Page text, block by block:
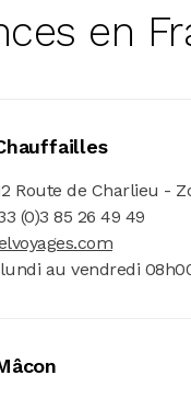
en
Route de Charlieu -
(0)3 85 26 49 49
au vendredi